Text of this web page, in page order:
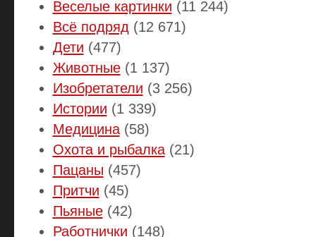
Веселые картинки (11 244)
Всё подряд (12 671)
Дети (477)
Животные(1 137)
Изобретатели (3 256)
Истории (1 339)
Медицина(58)
Охота и рыбалка(21)
Пацаны (457)
Притчи (45)
Пьяные(42)
Работнички (148)